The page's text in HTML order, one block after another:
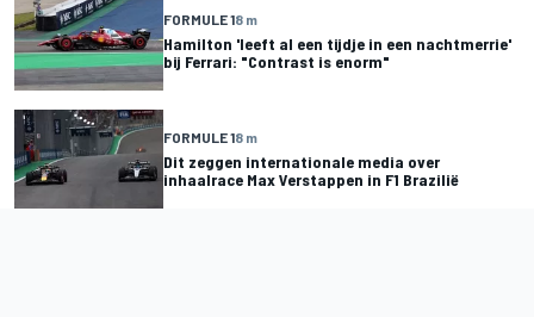
FORMULE 18 m
Hamilton 'leeft al een tijdje in een nachtmerrie'
bij Ferrari: "Contrast is enorm"
FORMULE 18 m
Dit zeggen internationale media over
inhaalrace Max Verstappen in F1 Brazilië